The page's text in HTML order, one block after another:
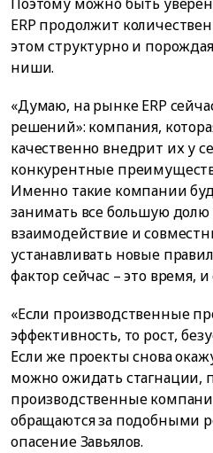
ERP продолжит
этом структурно и
ниши.
«Думаю, на рынке ERP
решений»: компания,
качественно внедрит их у
конкурентные
Именно такие компании
занимать все большую
взаимодействие и
устанавливать новые
фактор сейчас – это время, и
«Если производственные
эффективность, то рост,
Если же проекты снова
можно ожидать стагнации,
производственные
обращаются за подобными
опасение Завьялов.